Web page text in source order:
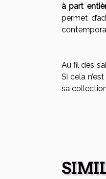
à part
permet
Au fil des
Si cela
sa